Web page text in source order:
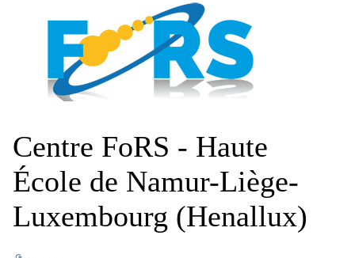
Centre FoRS - Haute
École de Namur-Liège-
Luxembourg (Henallux)